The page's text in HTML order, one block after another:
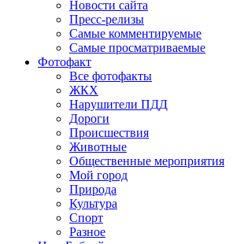
Новости сайта
Пресс-релизы
Самые комментируемые
Самые просматриваемые
Фотофакт
Все фотофакты
ЖКХ
Нарушители ПДД
Дороги
Происшествия
Животные
Общественные мероприятия
Мой город
Природа
Культура
Спорт
Разное